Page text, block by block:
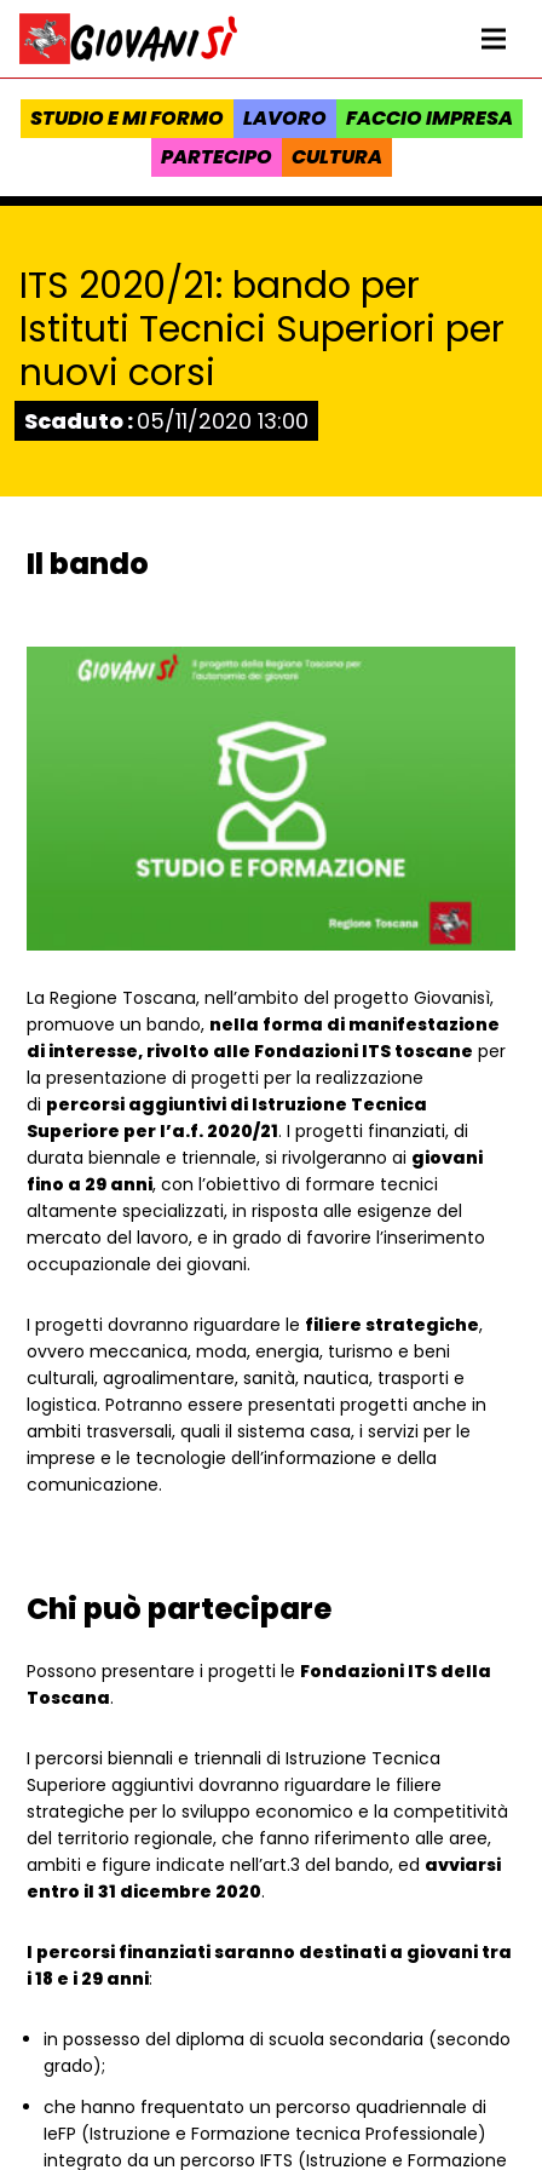
Vai al contenuto
Homepage Giovanisì - Progetto della Regione Toscana
STUDIO E MI FORMO LAVORO
FACCIO IMPRESA
PARTECIPO
CULTURA
ITS 2020/21: bando per
Istituti Tecnici Superiori per
nuovi corsi
Stato:
Scaduto :05/11/2020 13:00
Il bando
La Regione Toscana, nell’ambito del progetto Giovanisì,
promuove un bando, nella forma di manifestazione
di interesse, rivolto alle Fondazioni ITS toscane per
la presentazione di progetti per la realizzazione
di percorsi aggiuntivi di Istruzione Tecnica
Superiore per l’a.f. 2020/21. I progetti finanziati, di
durata biennale e triennale, si rivolgeranno ai giovani
fino a 29 anni, con l’obiettivo di formare tecnici
altamente specializzati, in risposta alle esigenze del
mercato del lavoro, e in grado di favorire l’inserimento
occupazionale dei giovani.
I progetti dovranno riguardare le filiere strategiche,
ovvero meccanica, moda, energia, turismo e beni
culturali, agroalimentare, sanità, nautica, trasporti e
logistica. Potranno essere presentati progetti anche in
ambiti trasversali, quali il sistema casa, i servizi per le
imprese e le tecnologie dell’informazione e della
comunicazione.
Chi può partecipare
Possono presentare i progetti le Fondazioni ITS della
Toscana.
I percorsi biennali e triennali di Istruzione Tecnica
Superiore aggiuntivi dovranno riguardare le filiere
strategiche per lo sviluppo economico e la competitività
del territorio regionale, che fanno riferimento alle aree,
ambiti e figure indicate nell’art.3 del bando, ed avviarsi
entro il 31 dicembre 2020.
I percorsi finanziati saranno destinati a giovani tra
i 18 e i 29 anni:
in possesso del diploma di scuola secondaria (secondo
grado);
che hanno frequentato un percorso quadriennale di
IeFP (Istruzione e Formazione tecnica Professionale)
integrato da un percorso IFTS (Istruzione e Formazione